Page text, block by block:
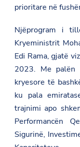
prioritare në
Njëprogram i
Kryeministrit
Edi Rama, gjatë
2023. Me palën
kryesore të
ku pala
trajnimi apo
Performancën
Sigurinë,